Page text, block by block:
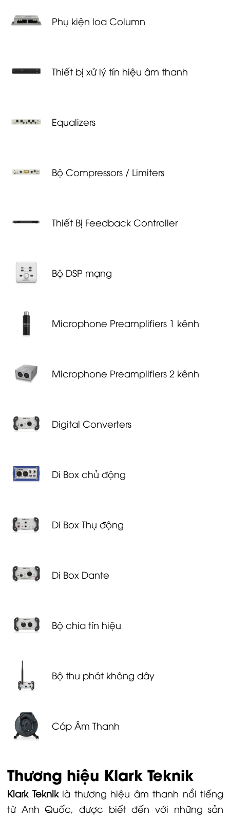
Phụ kiện loa Column
Thiết bị xử lý tín hiệu âm thanh
Equalizers
Bộ Compressors / Limiters
Thiết Bị Feedback Controller
Bộ DSP mạng
Microphone Preamplifiers 1 kênh
Microphone Preamplifiers 2 kênh
Digital Converters
Di Box chủ động
Di Box Thụ động
Di Box Dante
Bộ chia tín hiệu
Bộ thu phát không dây
Cáp Âm Thanh
Thương hiệu Klark Teknik
Klark Tekniklà thương hiệu âm thanh nổi tiếng
từ Anh Quốc, được biết đến với những sản